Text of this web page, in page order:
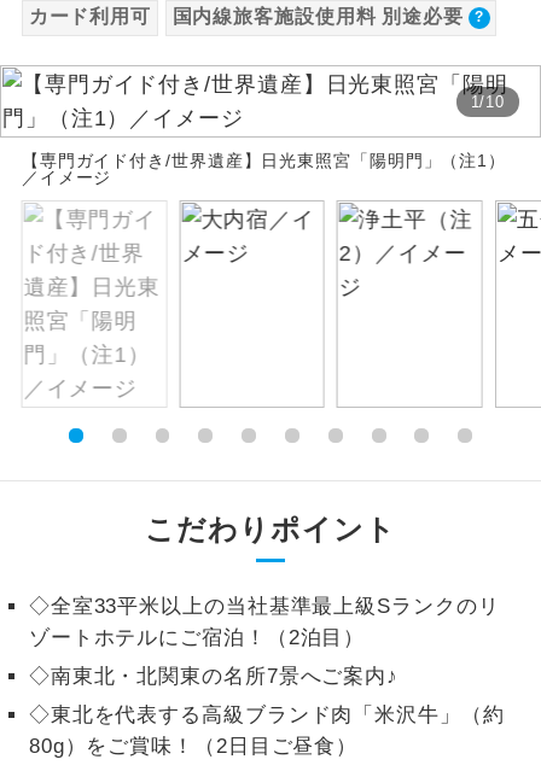
カード利用可 国内線旅客施設使用料 別途必要
1/10
【専門ガイド付き/世界遺産】日光東照宮「陽明門」（注1）
／イメージ
こだわりポイント
◇全室33平米以上の当社基準最上級Sランクのリ
ゾートホテルにご宿泊！（2泊目）
◇南東北・北関東の名所7景へご案内♪
◇東北を代表する高級ブランド肉「米沢牛」（約
80g）をご賞味！（2日目ご昼食）
世界遺産
ユネスコに登録されている文化遺産や自
然遺産を訪ねるコースです。
絶景 絶景スポットに立ち寄るコースです。
温泉 温泉地にも宿泊するコースです。
露天風呂
ご宿泊ホテルに露天風呂が付いていま
す。
大浴場
全食事付き
お部屋食
トラベルイヤ
周りの音を気にせず、ガイドさんの説明
1名様催行
1名様から出発可能な個人型プランで
2名様催行
2名様から出発可能な個人型プランで
す。